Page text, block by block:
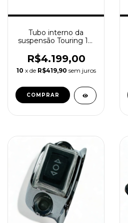
Tubo interno da
suspensão Touring 17-
R$4.199,00
10 x de R$419,90 sem juros